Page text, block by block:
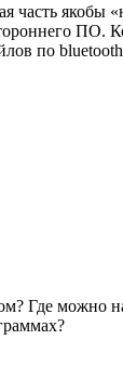
якобы
ПО.
по
Где можно